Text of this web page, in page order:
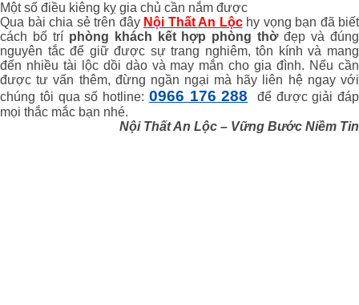
Một số điều kiêng kỵ gia chủ cần nắm được
Qua bài chia sẻ trên đây Nội Thất An Lộchy vọng bạn đã biết
cách bố trí phòng khách kết hợp phòng thờđẹp và đúng
nguyên tắc để giữ được sự trang nghiêm, tôn kính và mang
đến nhiều tài lộc dồi dào và may mắn cho gia đình. Nếu cần
được tư vấn thêm, đừng ngần ngại mà hãy liên hệ ngay với
chúng tôi qua số hotline: 0966 176 288 để được giải đáp
mọi thắc mắc bạn nhé.
Nội Thất An Lộc – Vững Bước Niềm Tin